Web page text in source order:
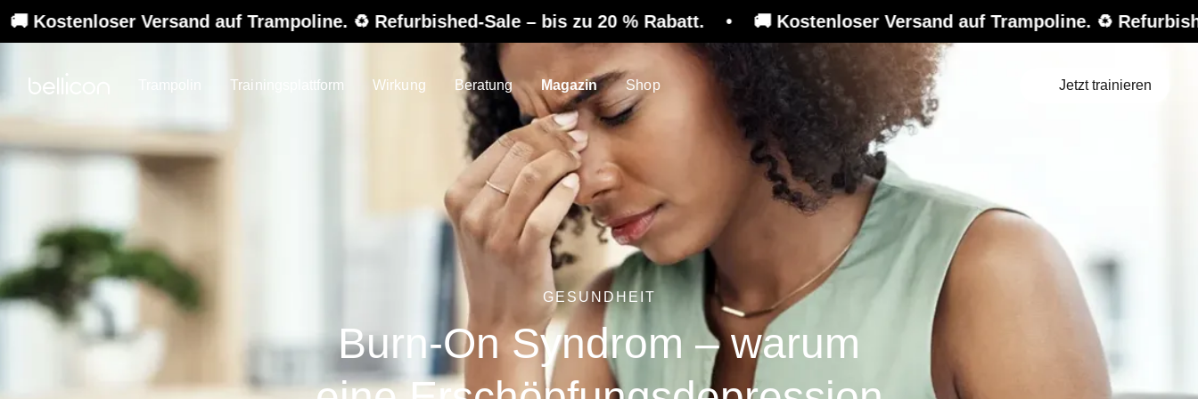
auf Trampoline. ♻️ Refurbished-Sale – bis zu 20 % Rabatt. • 🚚 Kostenloser Versand auf Trampoline. ♻️ Refurbished-Sale –
Trampolin Trainingsplattform Wirkung Beratung Magazin Shop Jetzt trainieren
GESUNDHEIT
Burn-On Syndrom – warum